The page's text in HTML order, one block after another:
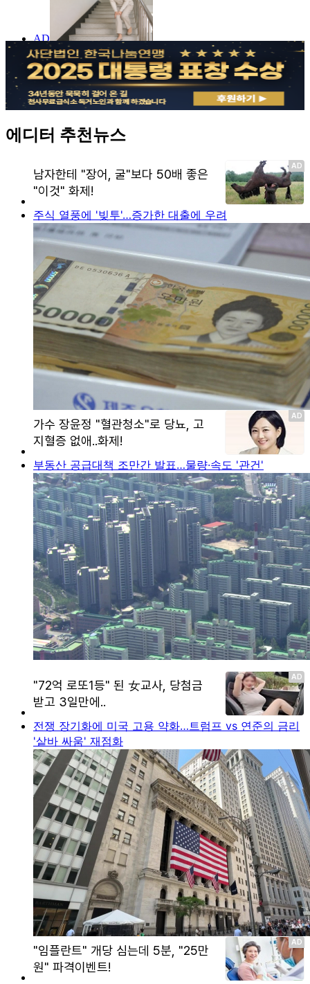
에디터 추천뉴스
주식 열풍에 '빚투'…증가한 대출에 우려
부동산 공급대책 조만간 발표…물량·속도 '관건'
전쟁 장기화에 미국 고용 약화…트럼프 vs 연준의 금리
'샅바 싸움' 재점화